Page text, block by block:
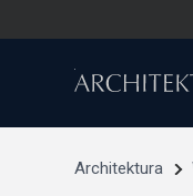
Architektura